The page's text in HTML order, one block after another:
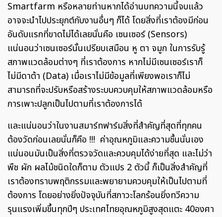
Smartfarm หรือหลายท่านหากได้อ่านบทความนี้จบแล้ว
อาจจะนำไปประยุกต์กับงานอื่นๆ ก็ได้ โดยสิ่งที่เราต้องมีก่อน
อันดับแรกที่ขาดไม่ได้เลยนั่นคือ เซนเซอร์ (Sensors)
แน่นอนว่าเซนเซอร์นั้นเปรียบเสมือน หู ตา จมูก ในการรับรู้
สภาพแวดล้อมต่างๆ ที่เราต้องการ หากไม่มีเซนเซอร์เราก็
ไม่มีดาต้า (Data) เมื่อเราไม่มีข้อมูลที่เพียงพอเราก็ไม่
สามารถที่จะปรับหรือสร้างระบบควบคุมให้สภาพแวดล้อมหรือ
การเพาะปลูกเป็นไปตามที่เราต้องการได้
และแน่นอนว่าในงานสมาร์ทฟาร์มสิ่งที่สำคัญที่สุดที่ทุกคน
ต้องวัดก่อนเลยนั่นก็คือ !!! ค่าอุณหภูมิและความชื้นนั่นเอง
แน่นอนมันเป็นสิ่งที่ตรวจวัดและควบคุมได้ง่ายที่สุด และไม่ว่า
พืช ผัก ผลไม้ชนิดใดก็ตาม ตัวแปร 2 ตัวนี้ ก็เป็นสิ่งสำคัญที่
เราต้องทราบพฤติกรรมและพยายามควบคุมให้เป็นไปตามที่
ต้องการ โดยอย่างยิ่งปัจจุบันที่สภาวะโลกร้อนยิ่งทวีความ
รุนแรงเพิ่มขึ้นทุกปีๆ ประเทศไทยอุณหภูมิสูงสุดแตะ 40องศา